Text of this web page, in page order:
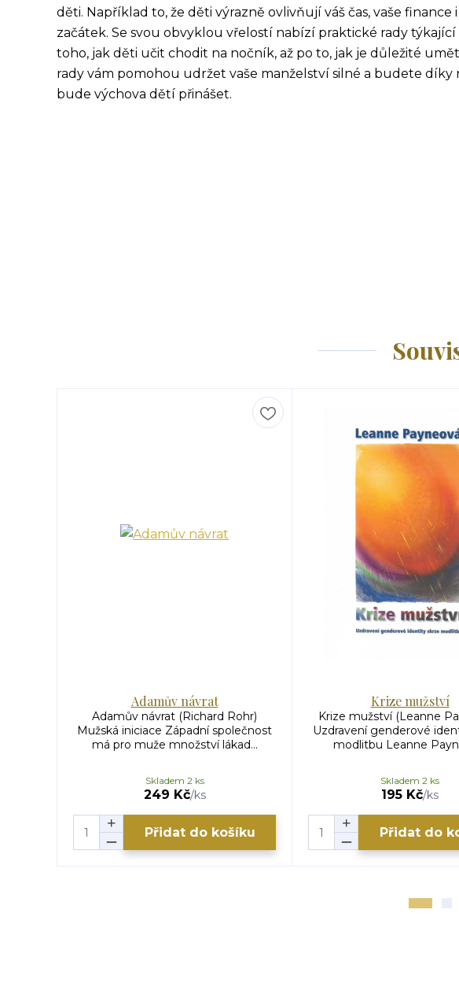
děti. Například to, že děti výrazně ovlivňují váš čas, vaše finance
začátek. Se svou obvyklou vřelostí nabízí praktické rady týkající
toho, jak děti učit chodit na nočník, až po to, jak je důležité
rady vám pomohou udržet vaše manželství silné a budete
bude výchova dětí přinášet.
Adamův návrat
Adamův návrat (Richard Rohr)
Mužská iniciace Západní společnost
má pro muže množství lákad...
249 Kč/ks
Skladem 2 ks
Přidat do košíku
Krize mužství
Krize mužství (Leanne
Uzdravení genderové
modlitbu Leanne
195 Kč/ks
Skladem 2 ks
Přidat do